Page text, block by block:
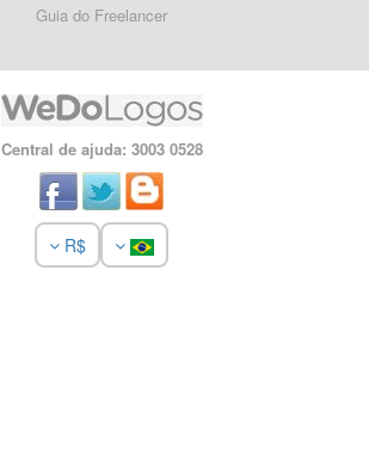
Guia do Freelancer
Central de ajuda: 3003 0528
R$